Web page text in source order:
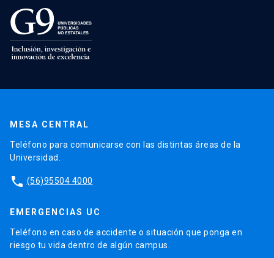
MESA CENTRAL
Teléfono para comunicarse con las distintas áreas de la
Universidad.
phone (56)95504 4000
EMERGENCIAS UC
Teléfono en caso de accidente o situación que ponga en
riesgo tu vida dentro de algún campus.